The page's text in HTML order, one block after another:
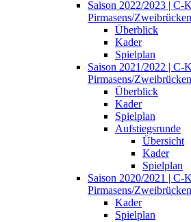
Saison 2022/2023 | C-
Pirmasens/
Überblick
Kader
Spielplan
Saison 2021/2022 | C-
Pirmasens/
Überblick
Kader
Spielplan
Aufstiegsrunde
Übersicht
Kader
Spielplan
Saison 2020/2021 | C-
Pirmasens/
Kader
Spielplan